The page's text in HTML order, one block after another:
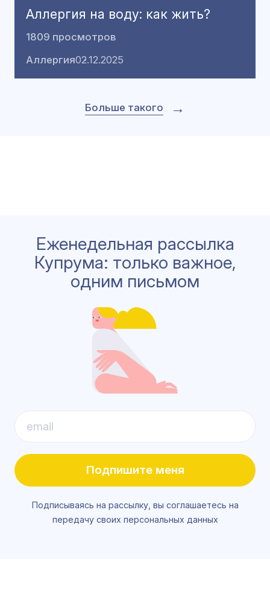
Аллергия на воду: как жить?
1809 просмотров
Аллергия02.12.2025
Больше такого →
Еженедельная рассылка
Купрума: только важное,
одним письмом
Подпишите меня
Подписываясь на рассылку, вы соглашаетесь на
передачу своих персональных данных